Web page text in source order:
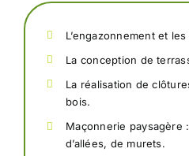
L’engazonnement et
La conception de
La réalisation de
bois.
Maçonnerie paysagère
d’allées, de murets.